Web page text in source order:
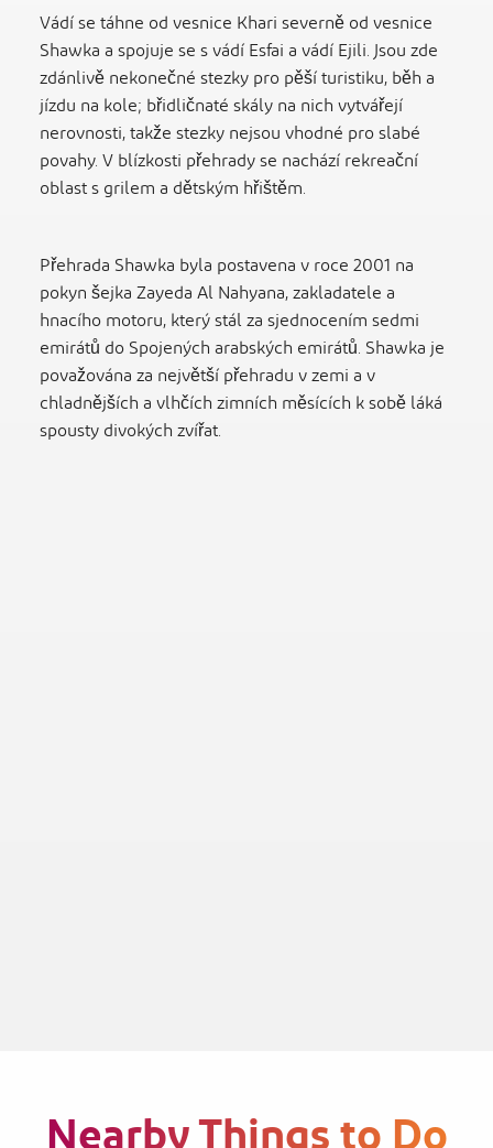
Vádí se táhne od vesnice Khari severně od vesnice
Shawka a spojuje se s vádí Esfai a vádí Ejili. Jsou zde
zdánlivě nekonečné stezky pro pěší turistiku, běh a
jízdu na kole; břidličnaté skály na nich vytvářejí
nerovnosti, takže stezky nejsou vhodné pro slabé
povahy. V blízkosti přehrady se nachází rekreační
oblast s grilem a dětským hřištěm.
Přehrada Shawka byla postavena v roce 2001 na
pokyn šejka Zayeda Al Nahyana, zakladatele a
hnacího motoru, který stál za sjednocením sedmi
emirátů do Spojených arabských emirátů. Shawka je
považována za největší přehradu v zemi a v
chladnějších a vlhčích zimních měsících k sobě láká
spousty divokých zvířat.